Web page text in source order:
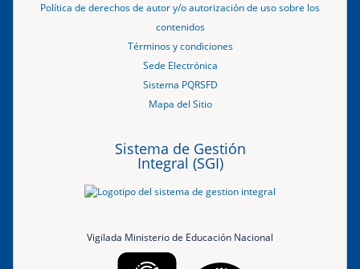
Política de derechos de autor y/o autorización de uso sobre los
contenidos
Términos y condiciones
Sede Electrónica
Sistema PQRSFD
Mapa del Sitio
Sistema de Gestión
Integral (SGI)
Vigilada Ministerio de Educación Nacional